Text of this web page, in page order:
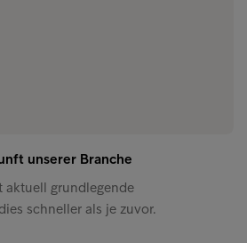
unserer Branche
aktuell grundlegende
schneller als je zuvor.